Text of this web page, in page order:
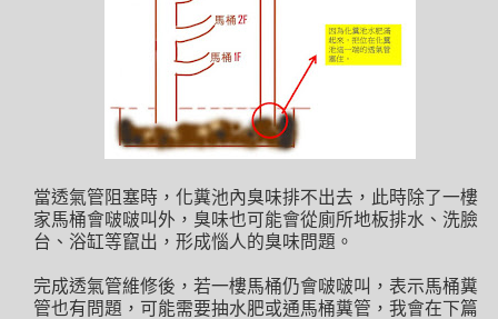
當透氣管阻塞時，化糞池內臭味排不出去，此時除了一樓
家馬桶會啵啵叫外，臭味也可能會從廁所地板排水、洗臉
台、浴缸等竄出，形成惱人的臭味問題。
完成透氣管維修後，若一樓馬桶仍會啵啵叫，表示馬桶糞
管也有問題，可能需要抽水肥或通馬桶糞管，我會在下篇